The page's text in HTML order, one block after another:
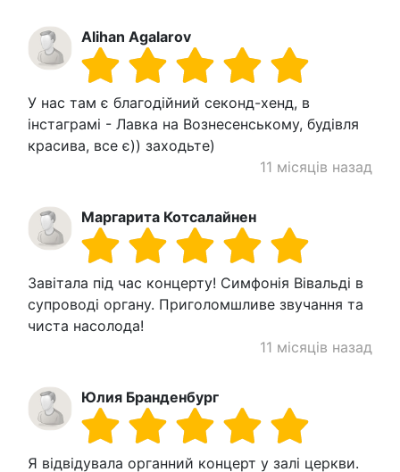
Alihan Agalarov
У нас там є благодійний секонд-хенд, в
інстаграмі - Лавка на Вознесенському, будівля
красива, все є)) заходьте)
11 місяців назад
Маргарита Котсалайнен
Завітала під час концерту! Симфонія Вівальді в
супроводі органу. Приголомшливе звучання та
чиста насолода!
11 місяців назад
Юлия Бранденбург
Я відвідувала органний концерт у залі церкви.